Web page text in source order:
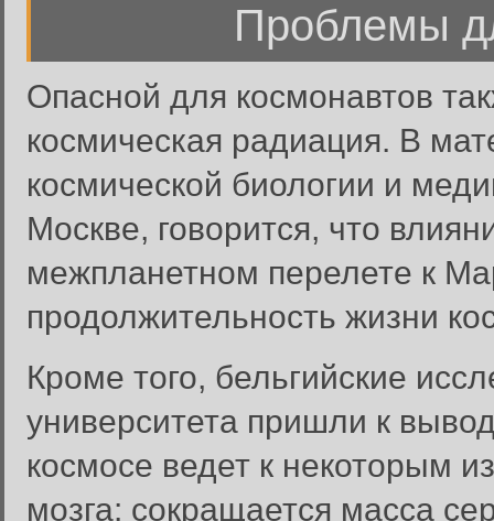
Проблемы
Опасной для космонавтов
космическая радиация. В
космической биологии и
Москве, говорится, что
межпланетном перелете к
продолжительность жизни
Кроме того, бельгийские
университета пришли к
космосе ведет к некоторым
мозга: сокращается масса
Забыли пароль?
Введите свое имя